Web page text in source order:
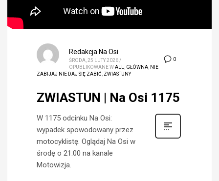
0
Redakcja Na Osi
ŚRODA, 25 LUTY 2026 /
OPUBLIKOWANE WALL GŁÓWNA NIE
ZABIJAJ NIE DAJ SIĘ ZABIĆ ZWIASTUNY
ZWIASTUN | Na Osi 1175
W 1175 odcinku Na Osi:
wypadek spowodowany przez
motocyklistę. Oglądaj Na Osi w
środę o 21:00 na kanale
Motowizja.